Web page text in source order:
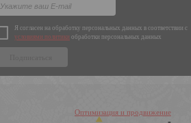
Я согласен на обработку персональных данных в соответствии с
условиями политики обработки персональных данных
Оптимизация и продвижение